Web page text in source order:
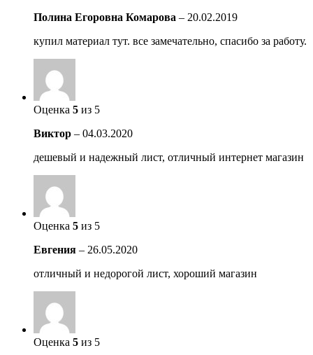
Полина Егоровна Комарова – 20.02.2019
купил материал тут. все замечательно, спасибо за работу.
Оценка 5 из 5
Виктор – 04.03.2020
дешевый и надежный лист, отличный интернет магазин
Оценка 5 из 5
Евгения – 26.05.2020
отличный и недорогой лист, хороший магазин
Оценка 5 из 5